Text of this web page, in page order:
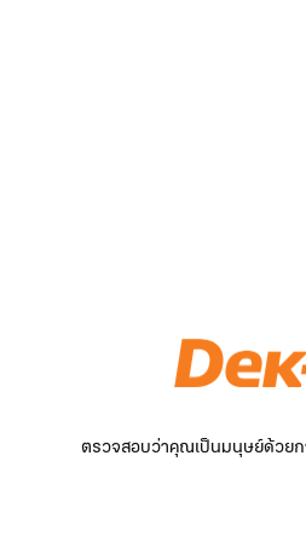
ตรวจสอบว่าคุณเป็นมนุษย์ด้วยก